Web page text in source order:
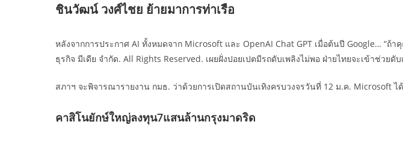
ชินวัฒน์ วงศ์ไชย ย้ายมาการท่าเรือ
หลังจากการประกาศ AI ทั้งหมดจาก Microsoft และ OpenAI Chat GPT เมื่อต้นปี Google… “
ธุรกิจ มีเดีย จำกัด. All Rights Reserved. เผยฝั่งปอยเปตมีรถดับเพลิงไม่พอ ฝ่ายไทยจะเข้าช่วย
สภาฯ จะพิจารณารายงาน กมธ. ว่าด้วยการเปิดสถานบันเทิงครบวงจรวันที่ 12 ม.ค. Microsoft
คาสิโนยักษ์ใหญ่ลงทุน7แสนล้านกรุงมาดริด